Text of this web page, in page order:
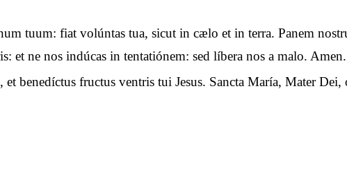
tuum: fiat volúntas tua, sicut in cælo et in terra. Panem
et ne nos indúcas in tentatiónem: sed líbera nos a malo. Amen.
benedíctus fructus ventris tui Jesus. Sancta María, Mater